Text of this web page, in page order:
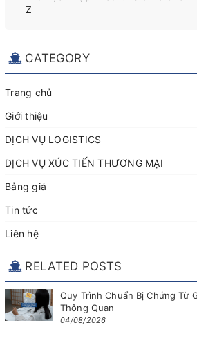
Z
CATEGORY
Trang chủ
Giới thiệu
DỊCH VỤ LOGISTICS
DỊCH VỤ XÚC TIẾN THƯƠNG MẠI
Bảng giá
Tin tức
Liên hệ
RELATED POSTS
Quy Trình Chuẩn Bị Chứng Từ
Thông Quan
04/08/2026